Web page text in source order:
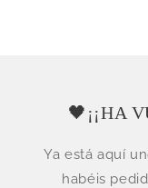
🖤¡¡HA
Ya está aquí
habéis